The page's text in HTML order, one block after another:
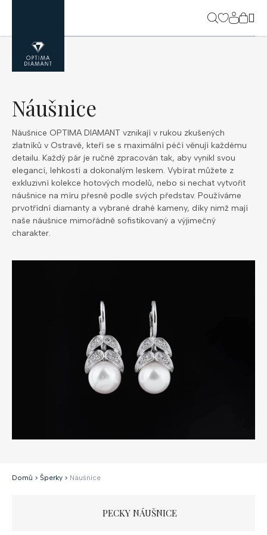
obsah
Náušnice
Náušnice OPTIMA DIAMANT vznikají v rukou zkušených
zlatníků v Ostravě, kteří se s maximální péčí věnují každému
detailu. Každý pár je ručně zpracován tak, aby vynikl svou
elegancí, lehkostí a dokonalým leskem. Vybírat můžete z
exkluzivní kolekce hotových modelů, nebo si nechat vytvořit
náušnice na míru přesně podle svých představ. Používáme
prvotřídní diamanty a vybrané drahé kameny, díky nimž mají
naše náušnice mimořádně sofistikovaný a výjimečný
charakter.
Domů > Šperky > Náušnice
PECKY NÁUŠNICE